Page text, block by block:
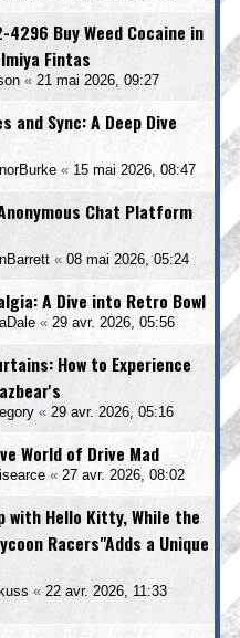
Buy Weed Cocaine in
Fintas
« 21 mai 2026, 09:27
and Sync: A Deep Dive
« 15 mai 2026, 08:47
Chat Platform
« 08 mai 2026, 05:24
A Dive into Retro Bowl
« 29 avr. 2026, 05:56
How to Experience
« 29 avr. 2026, 05:16
World of Drive Mad
« 27 avr. 2026, 08:02
with Hello Kitty, While the
Racers"Adds a Unique
« 22 avr. 2026, 11:33